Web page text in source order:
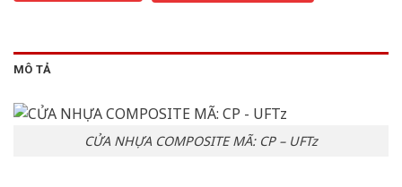
MÔ TẢ
CỬA NHỰA COMPOSITE MÃ: CP – UFTz